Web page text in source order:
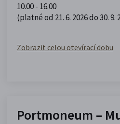
10.00 - 16.00
(platné od 21. 6. 2026 do 30. 9.
Zobrazit celou otevírací dobu
Portmoneum –